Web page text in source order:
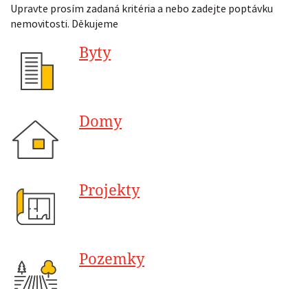
Upravte prosím zadaná kritéria a nebo zadejte poptávku
nemovitosti. Děkujeme
Byty
Domy
Projekty
Pozemky